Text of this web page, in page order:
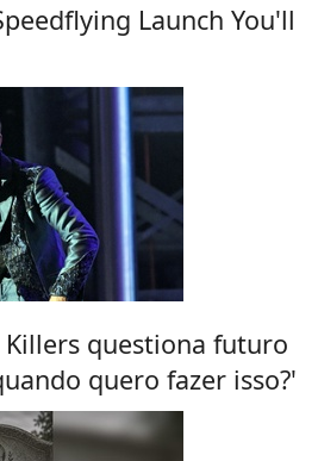
Launch You'll
Killers questiona futuro
quero fazer isso?'